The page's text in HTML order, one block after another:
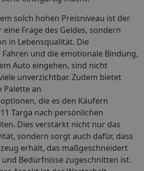
solch hohen Preisniveau ist der
Frage des Geldes, sondern
in Lebensqualität. Die
und die emotionale Bindung,
Auto eingehen, sind nicht
unverzichtbar. Zudem bietet
Palette an
die es den Käufern
Targa nach persönlichen
Dies verstärkt nicht nur das
sondern sorgt auch dafür, dass
erhält, das maßgeschneidert
Bedürfnisse zugeschnitten ist.